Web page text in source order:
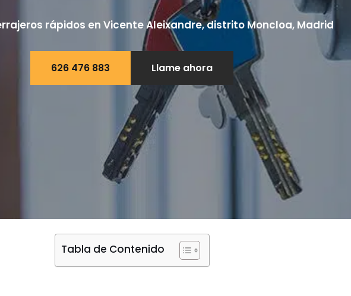
rápidos en Vicente Aleixandre, distrito Moncloa, Madrid
626 476 883 Llame ahora
Tabla de Contenido